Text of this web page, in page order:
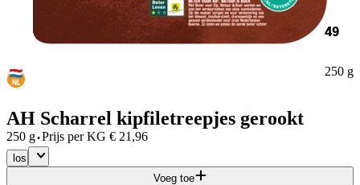
49
250 g
AH Scharrel kipfiletreepjes gerookt
250 g·Prijs per KG € 21,96
los
Voeg toe